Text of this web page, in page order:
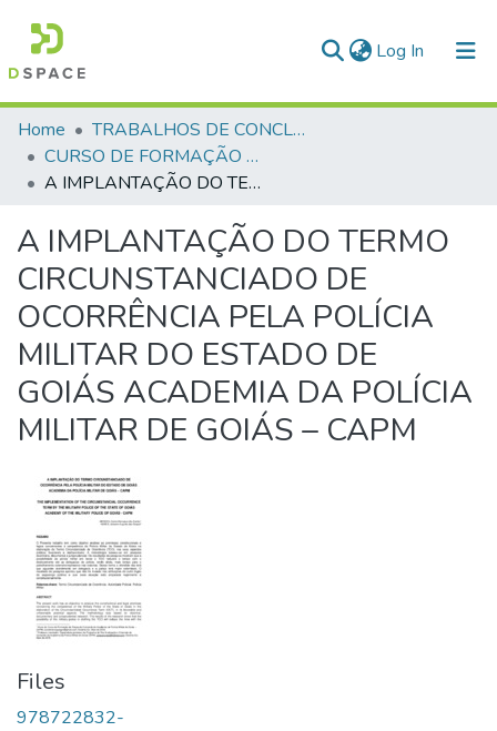
Log In (current)
Communities & Collections
All of DSpace
Home
TRABALHOS DE CONCLUSÃO DE CURSO - CFP (CURSO DE FORMAÇÃO DE PRAÇAS)
CURSO DE FORMAÇÃO DE PRAÇAS - CFP - 2018
A IMPLANTAÇÃO DO TERMO CIRCUNSTANCIADO DE OCORRÊNCIA PELA POLÍCIA MILITAR DO ESTADO DE GOIÁS ACADEMIA DA POLÍCIA MILITAR DE GOIÁS – CAPM
A IMPLANTAÇÃO DO TERMO
CIRCUNSTANCIADO DE
OCORRÊNCIA PELA POLÍCIA
MILITAR DO ESTADO DE
GOIÁS ACADEMIA DA POLÍCIA
MILITAR DE GOIÁS – CAPM
Files
978722832-